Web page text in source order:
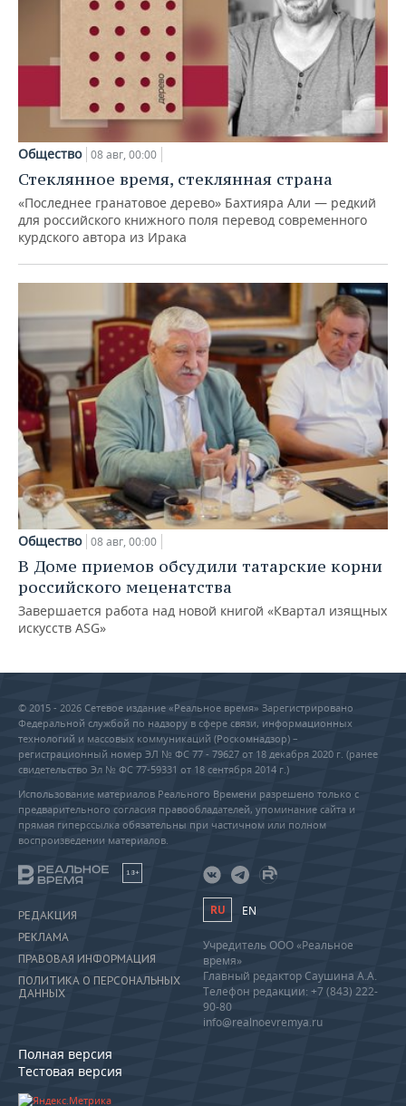
Общество 08 авг, 00:00
Стеклянное время, стеклянная страна
«Последнее гранатовое дерево» Бахтияра Али — редкий
для российского книжного поля перевод современного
курдского автора из Ирака
Общество 08 авг, 00:00
В Доме приемов обсудили татарские корни
российского меценатства
Завершается работа над новой книгой «Квартал изящных
искусств ASG»
© 2015 - 2026 Сетевое издание «Реальное время» Зарегистрировано
Федеральной службой по надзору в сфере связи, информационных
технологий и массовых коммуникаций (Роскомнадзор) –
регистрационный номер ЭЛ № ФС 77 - 79627 от 18 декабря 2020 г. (ранее
свидетельство Эл № ФС 77-59331 от 18 сентября 2014 г.)
Использование материалов Реального Времени разрешено только с
предварительного согласия правообладателей, упоминание сайта и
прямая гиперссылка обязательны при частичном или полном
воспроизведении материалов.
18+
РЕДАКЦИЯ
РЕКЛАМА
ПРАВОВАЯ ИНФОРМАЦИЯ
ПОЛИТИКА О ПЕРСОНАЛЬНЫХ
ДАННЫХ
Полная версия
Тестовая версия
RU EN
Учредитель ООО «Реальное
время»
Главный редактор Саушина А.А.
Телефон редакции: +7 (843) 222-
90-80
info@realnoevremya.ru